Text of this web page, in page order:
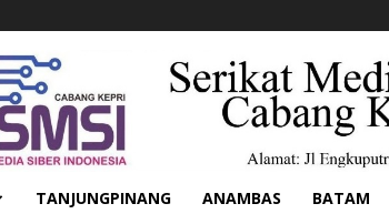
TANJUNGPINANG ANAMBAS BATAM